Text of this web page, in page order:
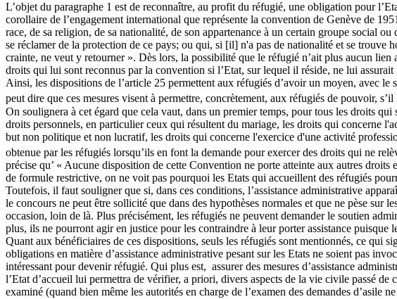
L’objet du paragraphe 1 est de reconnaître, au profit du réfugié, une obligation pour
corollaire de l’engagement international que représente la convention de Genève de
race, de sa religion, de sa nationalité, de son appartenance à un certain groupe social
se réclamer de la protection de ce pays; ou qui, si [il] n'a pas de nationalité et se trouve
crainte, ne veut y retourner ». Dès lors, la possibilité que le réfugié n’ait plus aucun
droits qui lui sont reconnus par la convention si l’Etat, sur lequel il réside, ne lui
Ainsi, les dispositions de l’article 25 permettent aux réfugiés d’avoir un moyen, avec
peut dire que ces mesures visent à permettre, concrètement, aux réfugiés de pouvoir, s’il
On soulignera à cet égard que cela vaut, dans un premier temps, pour tous les droits
droits personnels, en particulier ceux qui résultent du mariage, les droits qui concerne
but non politique et non lucratif, les droits qui concerne l'exercice d'une activité
obtenue par les réfugiés lorsqu’ils en font la demande pour exercer des droits qui ne
précise qu’ « Aucune disposition de cette Convention ne porte atteinte aux autres
de formule restrictive, on ne voit pas pourquoi les Etats qui accueillent des réfugiés
Toutefois, il faut souligner que si, dans ces conditions, l’assistance administrative
le concours ne peut être sollicité que dans des hypothèses normales et que ne pèse
occasion, loin de là. Plus précisément, les réfugiés ne peuvent demander le soutien
plus, ils ne pourront agir en justice pour les contraindre à leur porter assistance puisque
Quant aux bénéficiaires de ces dispositions, seuls les réfugiés sont mentionnés, ce qui
obligations en matière d’assistance administrative pesant sur les Etats ne soient pas
intéressant pour devenir réfugié. Qui plus est, assurer des mesures d’assistance
l’Etat d’accueil lui permettra de vérifier, a priori, divers aspects de la vie civile passé
examiné (quand bien même les autorités en charge de l’examen des demandes d’asile